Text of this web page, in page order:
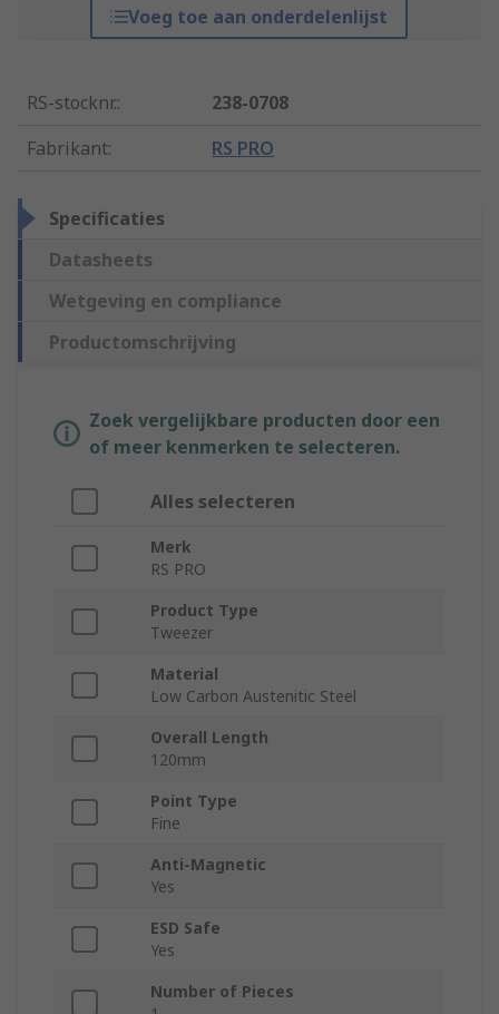
Voeg toe aan onderdelenlijst
RS-stocknr.:
238-0708
Fabrikant: RS PRO
Specificaties
Datasheets
Wetgeving en compliance
Productomschrijving
Zoek vergelijkbare producten door een
of meer kenmerken te selecteren.
Alles selecteren
Merk
RS PRO
Product Type
Tweezer
Material
Low Carbon Austenitic Steel
Overall Length
120mm
Point Type
Fine
Anti-Magnetic
Yes
ESD Safe
Yes
Number of Pieces